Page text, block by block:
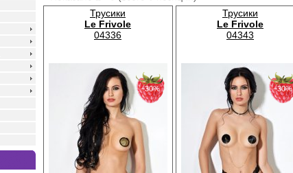
Трусики
Le Frivole
04336
−30%
Трусики
Le Frivole
04343
−30%